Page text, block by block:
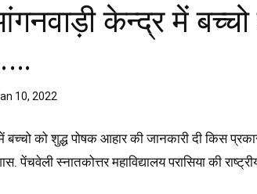
केन्द्र में
10, 2022
बच्चो को शुद्ध पोषक आहार की जानकारी दी किस
पेंचवेली स्नातकोत्तर महाविद्यालय परासिया की